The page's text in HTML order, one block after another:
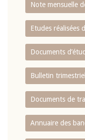
Note mensuelle
Etudes réalisées
Documents
Bulletin
Documents de
Annuaire des